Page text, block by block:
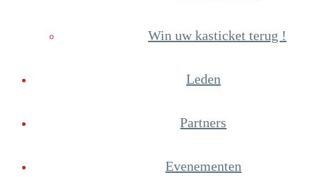
Win uw kasticket terug !
Leden
Partners
Evenementen